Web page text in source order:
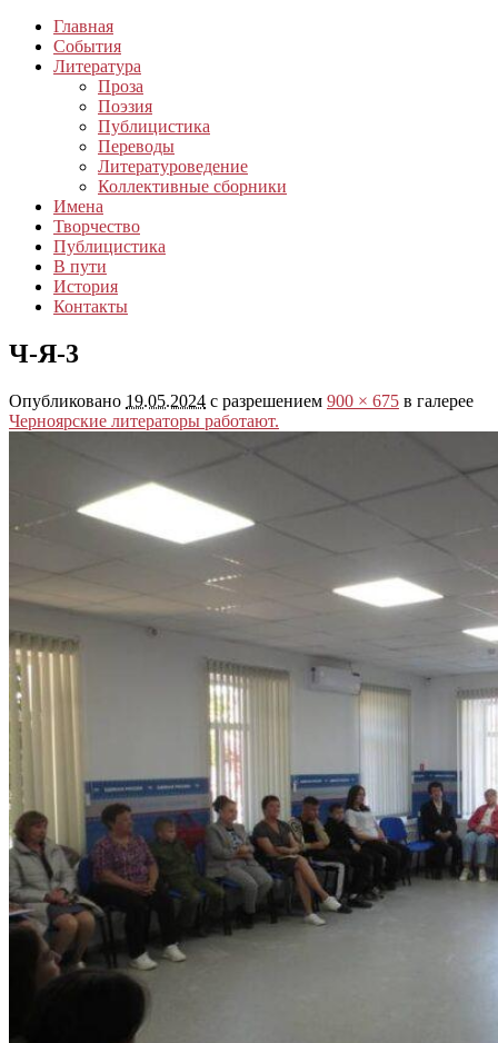
Главная
События
Литература
Проза
Поэзия
Публицистика
Переводы
Литературоведение
Коллективные сборники
Имена
Творчество
Публицистика
В пути
История
Контакты
Ч-Я-3
Опубликовано 19.05.2024 с разрешением 900 × 675 в галерее
Черноярские литераторы работают.